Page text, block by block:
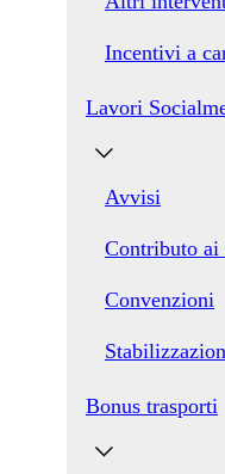
Incentivi a
Lavori
Avvisi
Contributo ai
Convenzioni
Bonus trasporti